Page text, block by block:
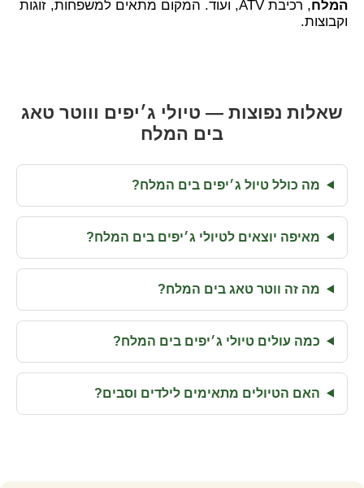
המלח
, רכיבת ATV, ועוד. המקום מתאים למשפחות, זוגות
וקבוצות.
שאלות נפוצות — טיולי ג׳יפים וווטר טאג
בים המלח
מה כולל טיול ג׳יפים בים המלח?
מאיפה יוצאים לטיולי ג׳יפים בים המלח?
מה זה ווטר טאג בים המלח?
כמה עולים טיולי ג׳יפים בים המלח?
האם הטיולים מתאימים לילדים וסבים?